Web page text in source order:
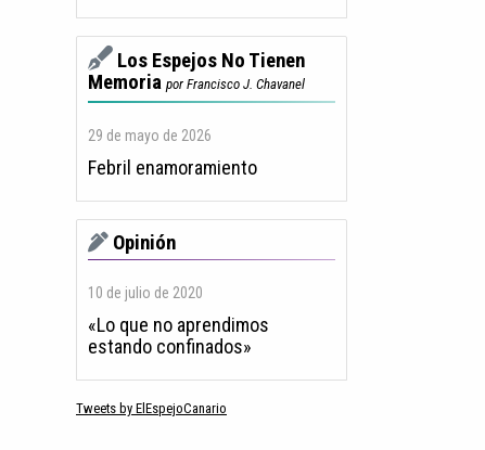
Los Espejos No Tienen
Memoria por Francisco J. Chavanel
29 de mayo de 2026
Febril enamoramiento
Opinión
10 de julio de 2020
«Lo que no aprendimos
estando confinados»
Tweets by ElEspejoCanario